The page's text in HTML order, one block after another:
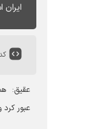
عقیق:
عبور